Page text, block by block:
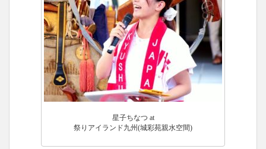
星子ちなつ at
祭りアイランド九州(城彩苑親水空間)